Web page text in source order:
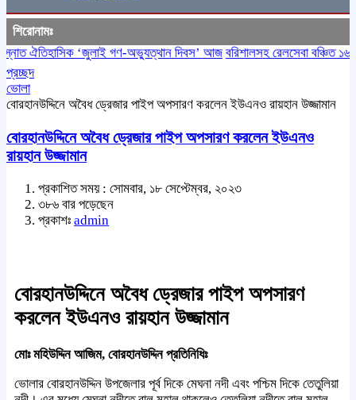
শিরোনামঃ
ঐতিহাসিক ‌‘জুলাই গণ-অভ্যুত্থান দিবস’ আজ বরিশালসহ রেলসেবা বঞ্চিত ১৬
প্রচ্ছদ
ভোলা
বোরহানউদ্দিনে অবৈধ ড্রেজার পাইপ অপসারণ করলেন ইউএনও রায়হান উজ্জামান
বোরহানউদ্দিনে অবৈধ ড্রেজার পাইপ অপসারণ করলেন ইউএনও
রায়হান উজ্জামান
প্রকাশিত সময় : সোমবার, ১৮ সেপ্টেম্বর, ২০২৩
৩৮৬ বার পড়েছেন
প্রকাশঃ admin
বোরহানউদ্দিনে অবৈধ ড্রেজার পাইপ অপসারণ
করলেন ইউএনও রায়হান উজ্জামান
মোঃ মহিউদ্দিন আজিম, বোরহানউদ্দিন প্রতিনিধিঃ
ভোলার বোরহানউদ্দিন উপজেলার পূর্ব দিকে মেঘনা নদী এবং পশ্চিম দিকে তেতুলিয়া